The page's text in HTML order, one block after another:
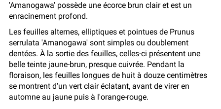
'Amanogawa' possède une écorce brun clair et est un
enracinement profond.
Les feuilles alternes, elliptiques et pointues de Prunus
serrulata 'Amanogawa' sont simples ou doublement
dentées. À la sortie des feuilles, celles-ci présentent une
belle teinte jaune-brun, presque cuivrée. Pendant la
floraison, les feuilles longues de huit à douze centimètres
se montrent d'un vert clair éclatant, avant de virer en
automne au jaune puis à l'orange-rouge.